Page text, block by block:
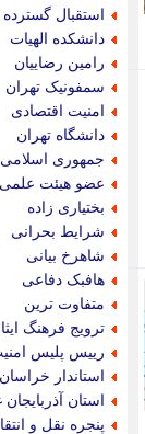
استقبال گسترده
دانشکده الهیات
رامین رضاییان
سمفونیک تهران
امنیت اقتصادی
دانشگاه تهران
جمهوری اسلامی
عضو هیئت علمی
بختیاری زاده
شرایط بحرانی
شاهرخ بیانی
هافبک دفاعی
متفاوت ترین
ترویج فرهنگ
رییس پلیس
استاندار
استان
پنجره نقل و